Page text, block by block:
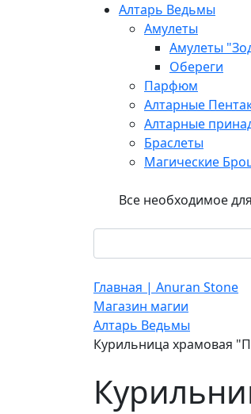
Алтарь Ведьмы
Амулеты
Амулеты
Обереги
Парфюм
Алтарные
Алтарные
Браслеты
Магические
Все необходимое
Главная | Anuran Stone
Магазин магии
Алтарь Ведьмы
Курильница храмовая